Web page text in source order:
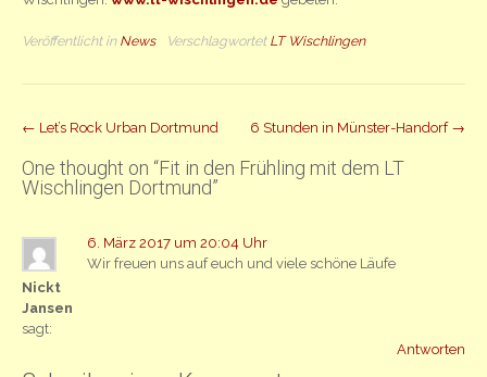
Veröffentlicht in News Verschlagwortet LT Wischlingen
Beitrag
Navigation
← Let’s Rock Urban Dortmund 6 Stunden in Münster-Handorf →
One thought on “Fit in den Frühling mit dem LT
Wischlingen Dortmund”
Nickt
Jansen
sagt:
6. März 2017 um 20:04 Uhr
Wir freuen uns auf euch und viele schöne Läufe
Antworten